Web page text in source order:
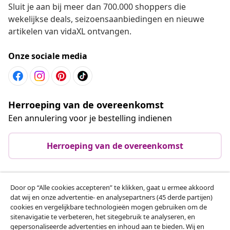
Groots leven voor weinig
Beschikbare betaalmethoden
Meld je aan voor onze nieuwsbrief
Sluit je aan bij meer dan 700.000 shoppers die
wekelijkse deals, seizoensaanbiedingen en nieuwe
Onze sociale media
Door op “Alle cookies accepteren” te klikken, gaat u ermee akkoord
dat wij en onze advertentie- en analysepartners (45 derde partijen)
cookies en vergelijkbare technologieën mogen gebruiken om de
sitenavigatie te verbeteren, het sitegebruik te analyseren, en
gepersonaliseerde advertenties en inhoud aan te bieden. Wij en